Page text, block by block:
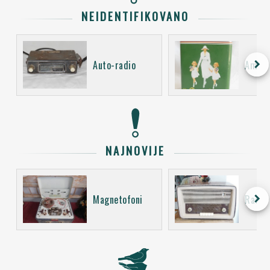
NEIDENTIFIKOVANO
Auto-radio keyboard_arrow_right
NAJNOVIJE
Magnetofoni keyboard_arrow_right